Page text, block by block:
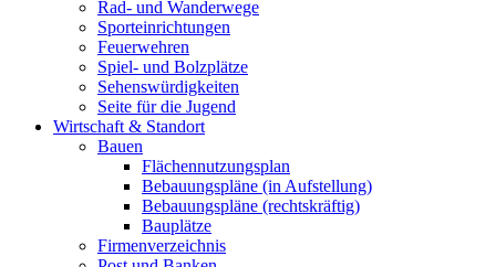
Rad- und Wanderwege
Sporteinrichtungen
Feuerwehren
Spiel- und Bolzplätze
Sehenswürdigkeiten
Seite für die Jugend
Wirtschaft & Standort
Bauen
Flächennutzungsplan
Bebauungspläne (in Aufstellung)
Bebauungspläne (rechtskräftig)
Bauplätze
Firmenverzeichnis